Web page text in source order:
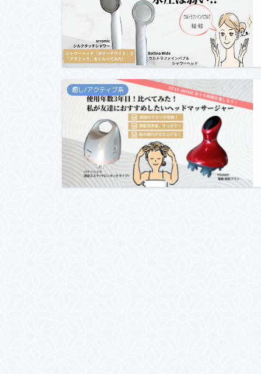
癒し/アクティブ系